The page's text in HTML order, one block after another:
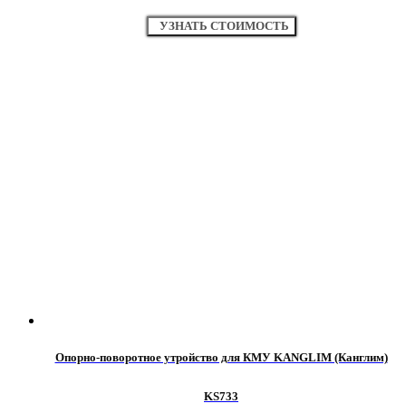
УЗНАТЬ СТОИМОСТЬ
Опорно-поворотное утройство для КМУ KANGLIM (Канглим)
KS733